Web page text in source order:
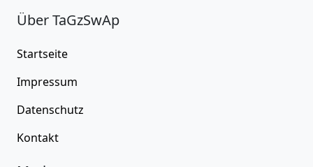
Über TaGzSwAp
Startseite
Impressum
Datenschutz
Kontakt